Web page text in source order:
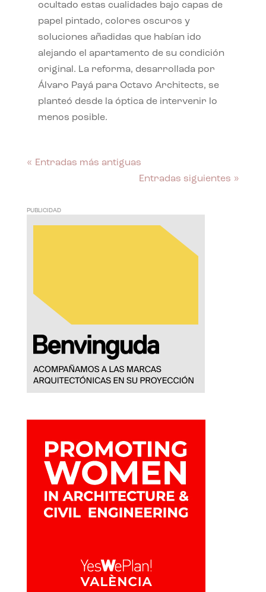
ocultado estas cualidades bajo capas de
papel pintado, colores oscuros y
soluciones añadidas que habían ido
alejando el apartamento de su condición
original. La reforma, desarrollada por
Álvaro Payá para Octavo Architects, se
planteó desde la óptica de intervenir lo
menos posible.
« Entradas más antiguas
Entradas siguientes »
PUBLICIDAD